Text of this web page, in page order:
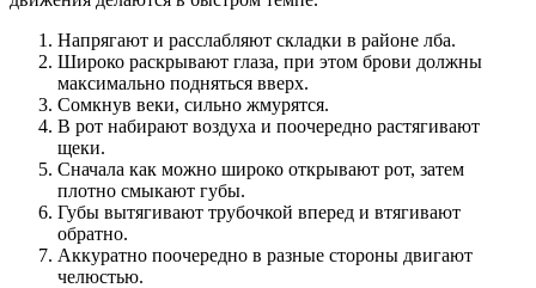
Напрягают и расслабляют складки в районе лба.
Широко раскрывают глаза, при этом брови должны
максимально подняться вверх.
Сомкнув веки, сильно жмурятся.
В рот набирают воздуха и поочередно растягивают
щеки.
Сначала как можно широко открывают рот, затем
плотно смыкают губы.
Губы вытягивают трубочкой вперед и втягивают
обратно.
Аккуратно поочередно в разные стороны двигают
челюстью.